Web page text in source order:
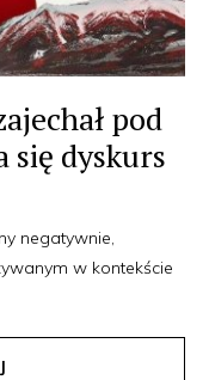
pod
się dyskurs
negatywnie,
w kontekście